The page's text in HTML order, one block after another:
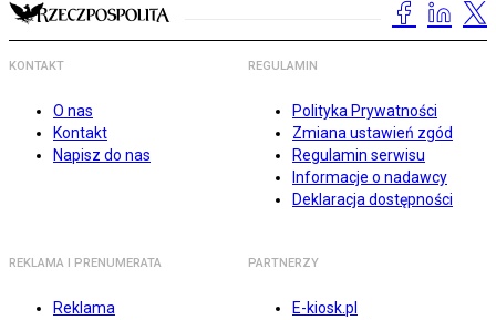
KONTAKT
O nas
Kontakt
Napisz do nas
REGULAMIN
Polityka Prywatności
Zmiana ustawień zgód
Regulamin serwisu
Informacje o nadawcy
Deklaracja dostępności
REKLAMA I PRENUMERATA
Reklama
PARTNERZY
E-kiosk.pl